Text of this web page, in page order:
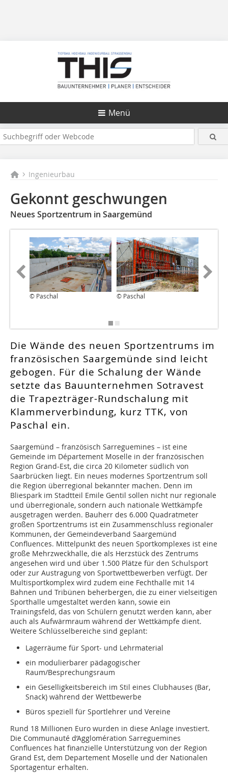
Menü
Ingenieurbau
Gekonnt geschwungen
Neues Sportzentrum in Saargemünd
© Paschal © Paschal
Die Wände des neuen Sportzentrums im
französischen Saargemünde sind leicht
gebogen. Für die Schalung der Wände
setzte das Bauunternehmen Sotravest
die Trapezträger-Rundschalung mit
Klammerverbindung, kurz TTK, von
Paschal ein.
Saargemünd – französisch Sarreguemines – ist eine
Gemeinde im Département Moselle in der französischen
Region Grand-Est, die circa 20 Kilometer südlich von
Saarbrücken liegt. Ein neues modernes Sportzentrum soll
die Region überregional bekannter machen. Denn im
Bliespark im Stadtteil Emile Gentil sollen nicht nur regionale
und überregionale, sondern auch nationale Wettkämpfe
ausgetragen werden. Bauherr des 6.000 Quadratmeter
großen Sportzentrums ist ein Zusammenschluss regionaler
Kommunen, der Gemeindeverband Saargemünd
Confluences. Mittelpunkt des neuen Sportkomplexes ist eine
große Mehrzweckhalle, die als Herzstück des Zentrums
angesehen wird und über 1.500 Plätze für den Schulsport
oder zur Austragung von Sportwettbewerben verfügt. Der
Multisportkomplex wird zudem eine Fechthalle mit 14
Bahnen und Tribünen beherbergen, die zu einer vielseitigen
Sporthalle umgestaltet werden kann, sowie ein
Trainingsfeld, das von Schülern genutzt werden kann, aber
auch als Aufwärmraum während der Wettkämpfe dient.
Weitere Schlüsselbereiche sind geplant:
Lagerräume für Sport- und Lehrmaterial
ein modulierbarer pädagogischer
Raum/Besprechungsraum
ein Geselligkeitsbereich im Stil eines Clubhauses (Bar,
Snack) während der Wettbewerbe
Büros speziell für Sportlehrer und Vereine
Rund 18 Millionen Euro wurden in diese Anlage investiert.
Die Communauté d’Agglomération Sarreguemines
Confluences hat finanzielle Unterstützung von der Region
Grand Est, dem Departement Moselle und der Nationalen
Sportagentur erhalten.